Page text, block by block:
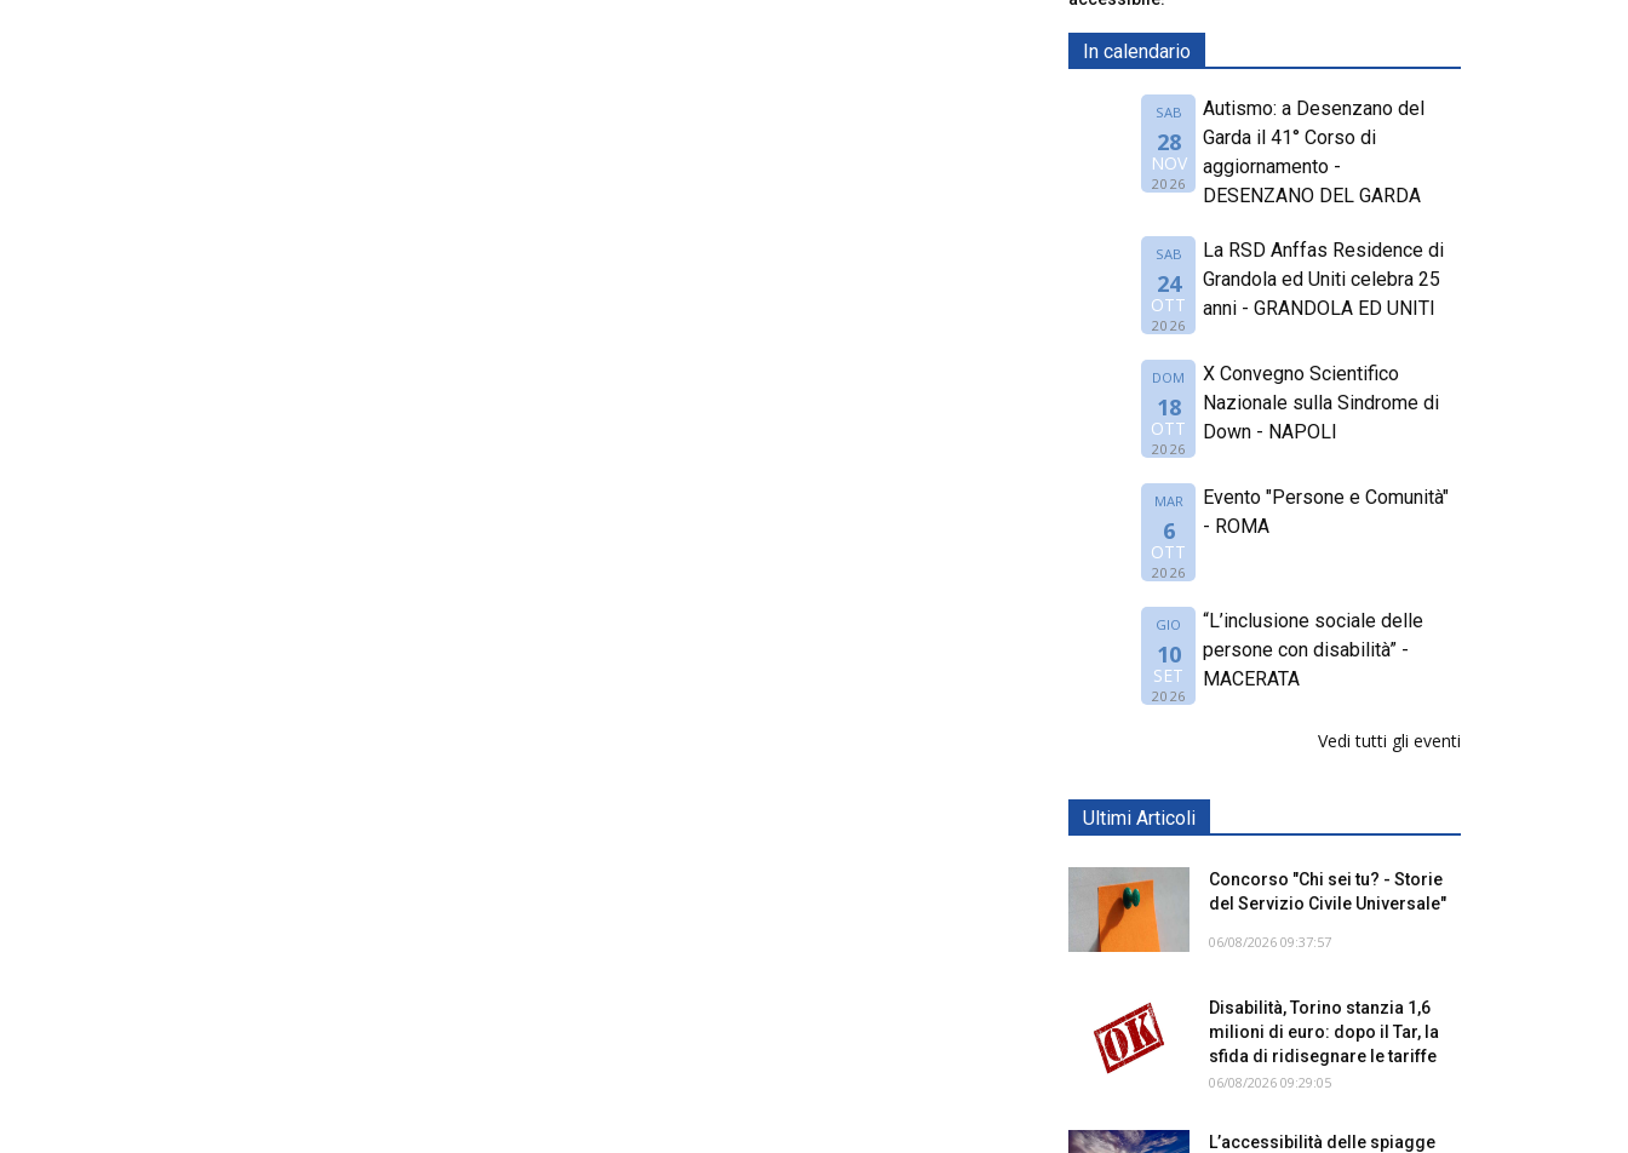
In calendario
SAB
28
NOV
2026
Autismo: a Desenzano del
Garda il 41° Corso di
aggiornamento -
DESENZANO DEL GARDA
SAB
24
OTT
2026
La RSD Anffas Residence di
Grandola ed Uniti celebra 25
anni - GRANDOLA ED UNITI
DOM
18
OTT
2026
X Convegno Scientifico
Nazionale sulla Sindrome di
Down - NAPOLI
MAR
6
OTT
2026
Evento "Persone e Comunità"
- ROMA
GIO
10
SET
2026
“L’inclusione sociale delle
persone con disabilità” -
MACERATA
Vedi tutti gli eventi
Ultimi Articoli
Concorso "Chi sei tu? - Storie
del Servizio Civile Universale"
06/08/2026 09:37:57
Disabilità, Torino stanzia 1,6
milioni di euro: dopo il Tar, la
sfida di ridisegnare le tariffe
06/08/2026 09:29:05
L’accessibilità delle spiagge